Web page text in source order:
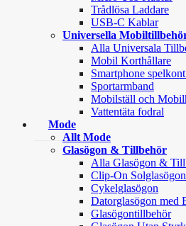
Trådlösa Laddare
USB-C Kablar
Universella
Alla Universala
Mobil Korthållare
Smartphone
Sportarmband
Mobilställ och
Vattentäta fodral
Mode
Allt Mode
Glasögon & Tillbehör
Alla Glasögon &
Clip-On Solglasögon
Cykelglasögon
Datorglasögon med
Glasögontillbehör